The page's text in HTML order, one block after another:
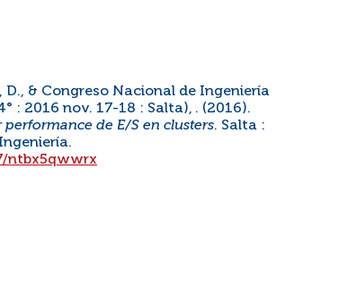
D., & Congreso Nacional de Ingeniería
: 2016 nov. 17-18 : Salta), . (2016).
de E/S en clusters. Salta :
ntbx5qwwrx